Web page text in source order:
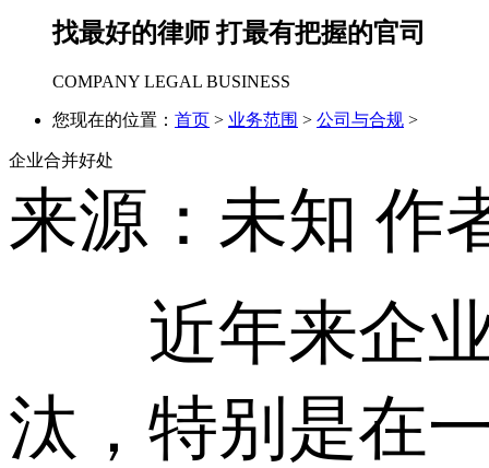
找最好的律师 打最有把握的官司
COMPANY LEGAL BUSINESS
您现在的位置： 首页 > 业务范围 > 公司与合规 >
企业合并好处
来源：未知 作
近年来企业
汰，特别是在